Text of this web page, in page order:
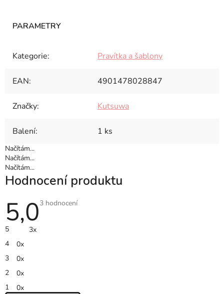
Kategorie: Pravítka a šablony
EAN: 4901478028847
Značky: Kutsuwa
Balení: 1 ks
Načítám...
Načítám...
Načítám...
Hodnocení produktu
5,0Průměrné
3 hodnocení
5
3x
4
0x
3
0x
2
0x
1
0x